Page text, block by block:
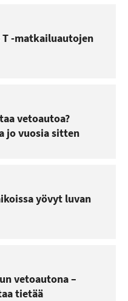
T -matkailuautojen
vetoautoa?
jo vuosia sitten
yövyt luvan
vetoautona –
tietää